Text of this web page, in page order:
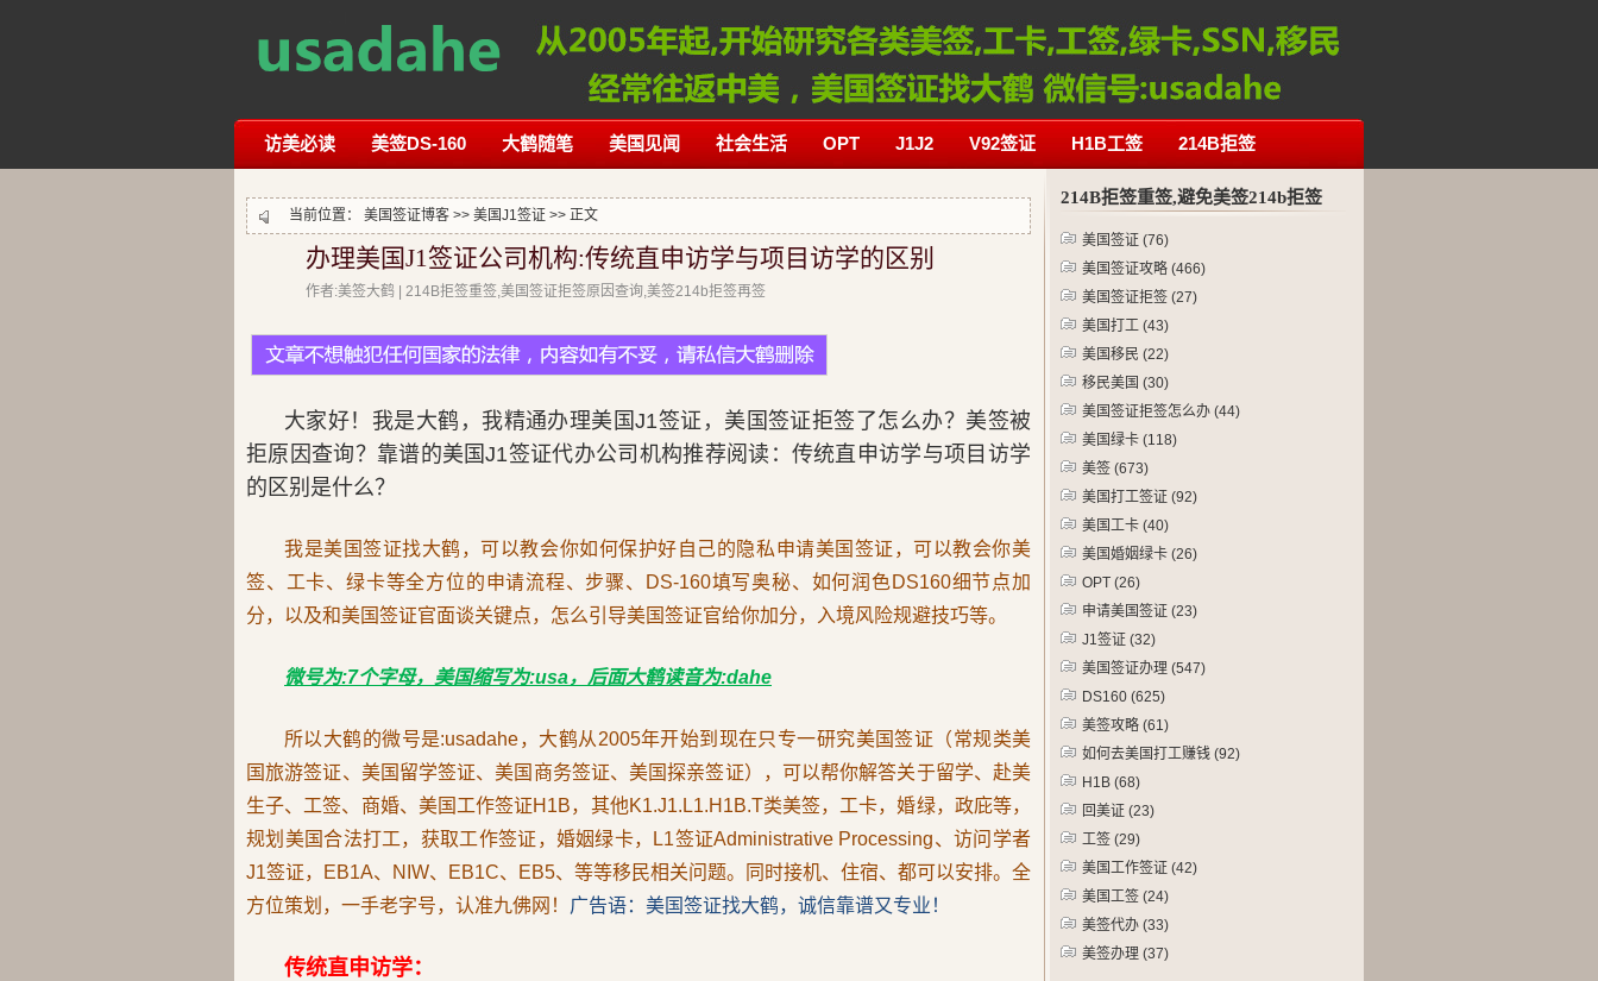
访美必读 美签DS-160 大鹤随笔 美国见闻 社会生活 OPT J1J2 V92签证 H1B工签 214B拒签
当前位置： 美国签证博客 >> 美国J1签证 >> 正文
办理美国J1签证公司机构:传统直申访学与项目访学的区别
作者:美签大鹤 | 214B拒签重签,美国签证拒签原因查询,美签214b拒签再签
大家好！我是大鹤，我精通办理美国J1签证，美国签证拒签了怎么办？美签被
拒原因查询？靠谱的美国J1签证代办公司机构推荐阅读：传统直申访学与项目访学
的区别是什么？
我是美国签证找大鹤，可以教会你如何保护好自己的隐私申请美国签证，可以教会你美
签、工卡、绿卡等全方位的申请流程、步骤、DS-160填写奥秘、如何润色DS160细节点加
分，以及和美国签证官面谈关键点，怎么引导美国签证官给你加分，入境风险规避技巧等。
微号为:7个字母，美国缩写为:usa，后面大鹤读音为:dahe
所以大鹤的微号是:usadahe，大鹤从2005年开始到现在只专一研究美国签证（常规类美
国旅游签证、美国留学签证、美国商务签证、美国探亲签证），可以帮你解答关于留学、赴美
生子、工签、商婚、美国工作签证H1B，其他K1.J1.L1.H1B.T类美签，工卡，婚绿，政庇等，
规划美国合法打工，获取工作签证，婚姻绿卡，L1签证Administrative Processing、访问学者
J1签证，EB1A、NIW、EB1C、EB5、等等移民相关问题。同时接机、住宿、都可以安排。全
方位策划，一手老字号，认准九佛网！ 广告语：美国签证找大鹤，诚信靠谱又专业！
传统直申访学：
214B拒签重签,避免美签214b拒签
美国签证 (76)
美国签证攻略 (466)
美国签证拒签 (27)
美国打工 (43)
美国移民 (22)
移民美国 (30)
美国签证拒签怎么办 (44)
美国绿卡 (118)
美签 (673)
美国打工签证 (92)
美国工卡 (40)
美国婚姻绿卡 (26)
OPT (26)
申请美国签证 (23)
J1签证 (32)
美国签证办理 (547)
DS160 (625)
美签攻略 (61)
如何去美国打工赚钱 (92)
H1B (68)
回美证 (23)
工签 (29)
美国工作签证 (42)
美国工签 (24)
美签代办 (33)
美签办理 (37)